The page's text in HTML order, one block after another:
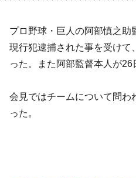
プロ野球・巨人の阿部慎之
現行犯逮捕された事を受けて
った。また阿部監督本人が26
会見ではチームについて問わ
った。